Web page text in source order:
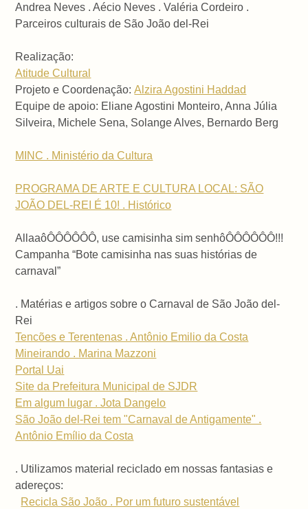
Andrea Neves . Aécio Neves . Valéria Cordeiro .
Parceiros culturais de São João del-Rei
Realização:
Atitude Cultural
Projeto e Coordenação:Alzira Agostini Haddad
Equipe de apoio: Eliane Agostini Monteiro, Anna Júlia
Silveira, Michele Sena, Solange Alves, Bernardo Berg
MINC . Ministério da Cultura
PROGRAMA DE ARTE E CULTURA LOCAL: SÃO
JOÃO DEL-REI É 10! . Histórico
AllaaôÔÔÔÔÔÔ, use camisinha sim senhôÔÔÔÔÔÔ!!!
Campanha “Bote camisinha nas suas histórias de
carnaval”
. Matérias e artigos sobre o Carnaval de São João del-
Rei
Tencões e Terentenas . Antônio Emilio da Costa
Mineirando . Marina Mazzoni
Portal Uai
Site da Prefeitura Municipal de SJDR
Em algum lugar . Jota Dangelo
São João del-Rei tem "Carnaval de Antigamente" .
Antônio Emílio da Costa
. Utilizamos material reciclado em nossas fantasias e
adereços:
Recicla São João . Por um futuro sustentável